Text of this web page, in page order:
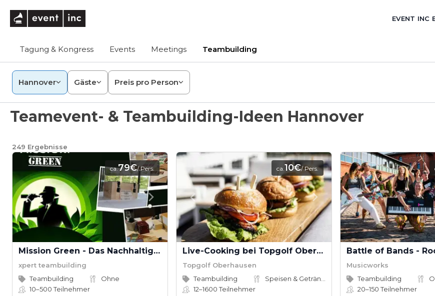
EVENT INC
Tagung & Kongress Events Meetings Teambuilding
Hannover Gäste Preis pro Person
Teamevent- & Teambuilding-Ideen Hannover
249 Ergebnisse
ca.79€/ Pers.
Mission Green - Das Nachhaltigkeits-Escape Game
xpert teambuilding
Teambuilding
Ohne
10–500Teilnehmer
ca.10€/ Pers.
Live-Cooking bei Topgolf Oberhausen
Topgolf Oberhausen
Teambuilding
12–1600Teilnehmer
Musicworks
Teambuilding
20–150Teilnehmer